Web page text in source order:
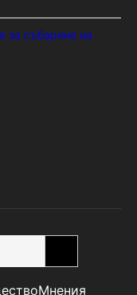
за събаряне на
Мнения